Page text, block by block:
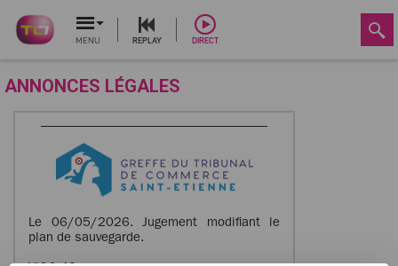
MENU REPLAY DIRECT
ANNONCES LÉGALES
Le 06/05/2026. Jugement modifiant le
plan de sauvegarde.